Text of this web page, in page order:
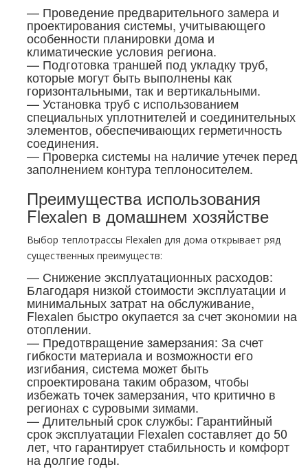
— Проведение предварительного замера и
проектирования системы, учитывающего
особенности планировки дома и
климатические условия региона.
— Подготовка траншей под укладку труб,
которые могут быть выполнены как
горизонтальными, так и вертикальными.
— Установка труб с использованием
специальных уплотнителей и соединительных
элементов, обеспечивающих герметичность
соединения.
— Проверка системы на наличие утечек перед
заполнением контура теплоносителем.
Преимущества использования
Flexalen в домашнем хозяйстве
Выбор теплотрассы Flexalen для дома открывает ряд
существенных преимуществ:
— Снижение эксплуатационных расходов:
Благодаря низкой стоимости эксплуатации и
минимальных затрат на обслуживание,
Flexalen быстро окупается за счет экономии на
отоплении.
— Предотвращение замерзания: За счет
гибкости материала и возможности его
изгибания, система может быть
спроектирована таким образом, чтобы
избежать точек замерзания, что критично в
регионах с суровыми зимами.
— Длительный срок службы: Гарантийный
срок эксплуатации Flexalen составляет до 50
лет, что гарантирует стабильность и комфорт
на долгие годы.